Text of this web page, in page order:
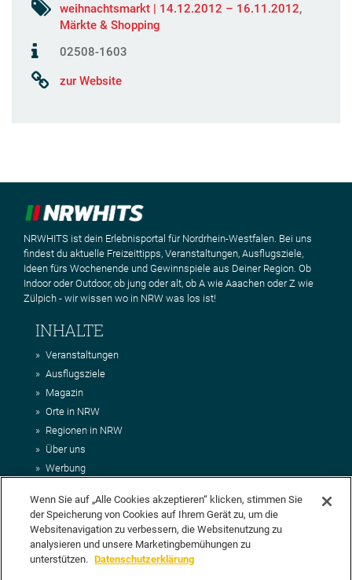
weihnachtsmarkt | 14.12.2012 – 16.11.2012,
Märkte & Shopping
02508-1603
zur Website
NRWHITS ist dein Erlebnisportal für Nordrhein-Westfalen. Bei uns
findest du aktuelle Freizeittipps, Veranstaltungen, Ausflugsziele,
Ideen fürs Wochenende und Gewinnspiele aus Deiner Region. Ob
Indoor oder Outdoor, ob jung oder alt, ob A wie Aaachen oder Z wie
Zülpich - wir wissen wo in NRW was los ist!
INHALTE
Veranstaltungen
Ausflugsziele
Magazin
Orte in NRW
Regionen in NRW
Über uns
Werbung
Impressum
AGB
Datenschutz
DEIN VORSCHLAG FÜR NRWHITS
Wenn Sie auf „Alle Cookies akzeptieren“ klicken, stimmen Sie
der Speicherung von Cookies auf Ihrem Gerät zu, um die
Websitenavigation zu verbessern, die Websitenutzung zu
analysieren und unsere Marketingbemühungen zu
unterstützen. Datenschutzerklärung